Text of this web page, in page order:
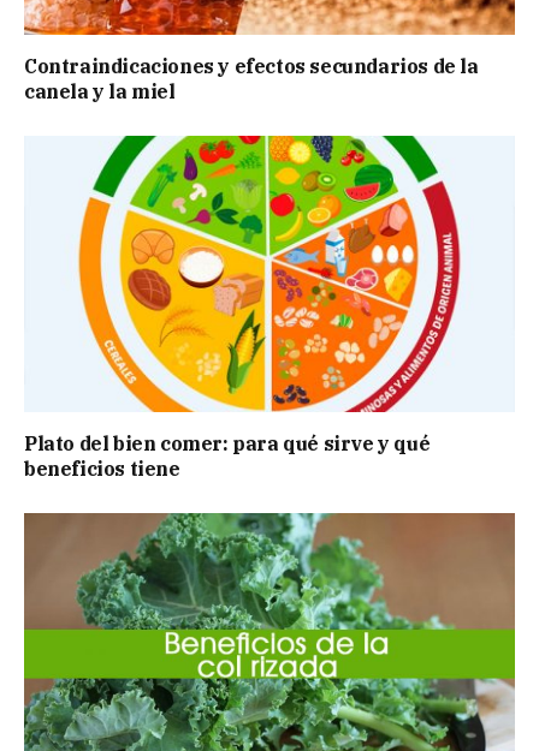
Contraindicaciones y efectos secundarios de la
canela y la miel
Plato del bien comer: para qué sirve y qué
beneficios tiene